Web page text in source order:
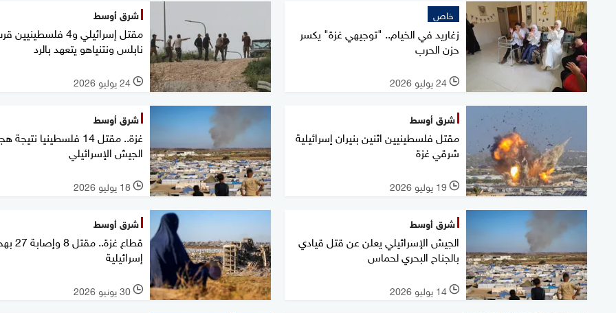
خاص
زغاريد في الخيام.. "توجيهي غزة" يكسر
حزن الحرب
l 24 يوليو 2026
شرق أوسط
مقتل إسرائيلي و4
نابلس ونتنياهو يتعهد بالرد
l 24 يوليو 2026
شرق أوسط
مقتل فلسطينيين اثنين بنيران إسرائيلية
شرقي غزة
l 19 يوليو 2026
شرق أوسط
غزة.. مقتل 14 فلسطينيا
الجيش الإسرائيلي
l 18 يوليو 2026
شرق أوسط
الجيش الإسرائيلي يعلن عن قتل قيادي
بالجناح البحري لحماس
l 14 يوليو 2026
شرق أوسط
قطاع
إسرائيلية
l 30 يونيو 2026